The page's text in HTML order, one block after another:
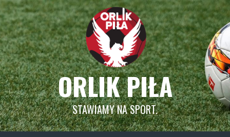
Skip
to
content
ORLIK PIŁA
STAWIAMY NA SPORT.